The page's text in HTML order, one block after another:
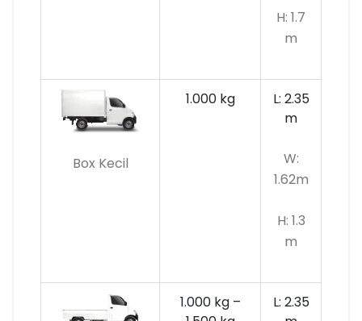
H: 1.7
m
Box Kecil
1.000 kg
L: 2.35
m
W:
1.62m
H: 1.3
m
1.000 kg –
L: 2.35